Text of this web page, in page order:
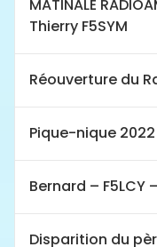
MATINALE
Thierry F5SYM
Réouverture du
Pique-nique 2022
Bernard – F5LCY
Disparition du